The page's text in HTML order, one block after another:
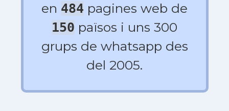
en 484 pagines web de
150 països i uns 300
grups de whatsapp des
del 2005.